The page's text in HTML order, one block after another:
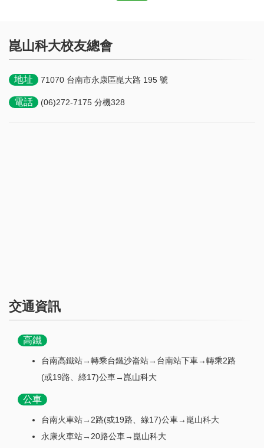
崑山科大校友總會
地址 71070 台南市永康區崑大路 195 號
電話 (06)272-7175 分機328
交通資訊
高鐵
台南高鐵站→轉乘台鐵沙崙站→台南站下車→轉乘2路
(或19路、綠17)公車→崑山科大
公車
台南火車站→2路(或19路、綠17)公車→崑山科大
永康火車站→20路公車→崑山科大